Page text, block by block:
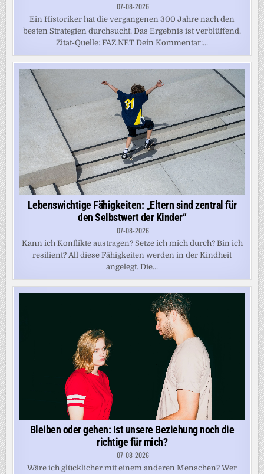
07-08-2026
Ein Historiker hat die vergangenen 300 Jahre nach den
besten Strategien durchsucht. Das Ergebnis ist verblüffend.
Zitat-Quelle: FAZ.NET Dein Kommentar:...
Lebenswichtige Fähigkeiten: „Eltern sind zentral für
den Selbstwert der Kinder“
07-08-2026
Kann ich Konflikte austragen? Setze ich mich durch? Bin ich
resilient? All diese Fähigkeiten werden in der Kindheit
angelegt. Die...
Bleiben oder gehen: Ist unsere Beziehung noch die
richtige für mich?
07-08-2026
Wäre ich glücklicher mit einem anderen Menschen? Wer